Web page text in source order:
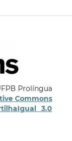
Prolíngua
Commons
3.0